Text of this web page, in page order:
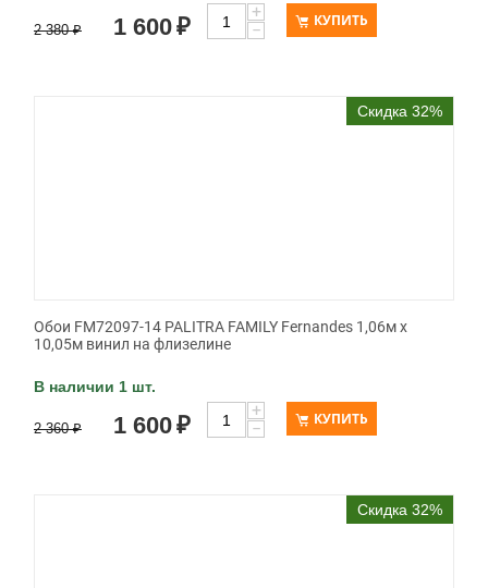
2 380 ₽ 1 600₽
+
−
КУПИТЬ
Скидка 32%
Обои FM72097-14 PALITRA FAMILY Fernandes 1,06м х
10,05м винил на флизелине
В наличии 1 шт.
2 360 ₽ 1 600₽
+
−
КУПИТЬ
Скидка 32%